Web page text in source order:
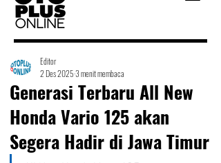
Generasi Terbaru All New
Honda Vario 125 akan
Segera Hadir di Jawa Timur
Editor
2 Des 20253 menit membaca